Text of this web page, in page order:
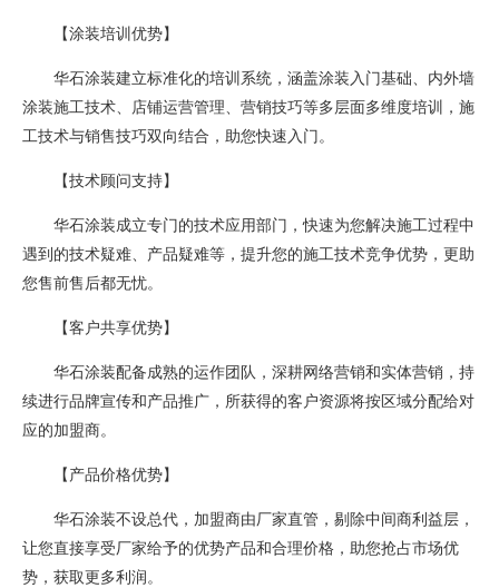
【涂装培训优势】
华石涂装建立标准化的培训系统，涵盖涂装入门基础、内外墙
涂装施工技术、店铺运营管理、营销技巧等多层面多维度培训，施
工技术与销售技巧双向结合，助您快速入门。
【技术顾问支持】
华石涂装成立专门的技术应用部门，快速为您解决施工过程中
遇到的技术疑难、产品疑难等，提升您的施工技术竞争优势，更助
您售前售后都无忧。
【客户共享优势】
华石涂装配备成熟的运作团队，深耕网络营销和实体营销，持
续进行品牌宣传和产品推广，所获得的客户资源将按区域分配给对
应的加盟商。
【产品价格优势】
华石涂装不设总代，加盟商由厂家直管，剔除中间商利益层，
让您直接享受厂家给予的优势产品和合理价格，助您抢占市场优
势，获取更多利润。